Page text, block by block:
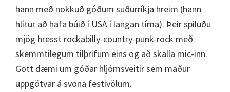
hann með nokkuð góðum suðurríkja hreim (hann
hlítur að hafa búið í USA í langan tíma). Þeir spiluðu
mjög hresst rockabilly-country-punk-rock með
skemmtilegum tilþrifum eins og að skalla mic-inn.
Gott dæmi um góðar hljómsveitir sem maður
uppgötvar á svona festivölum.